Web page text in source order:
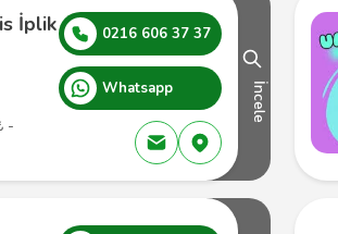
İplik
-
0216 606 37 37
Whatsapp İncele